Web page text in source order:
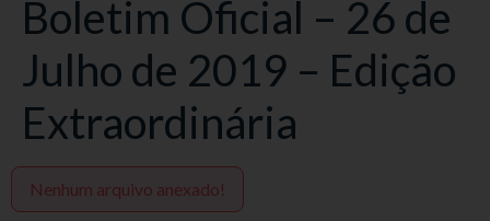
Boletim Oficial – 26 de
Julho de 2019 – Edição
Extraordinária
Nenhum arquivo anexado!